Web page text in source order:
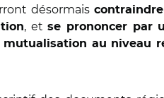
désormais
, etse prononcer par
au niveau